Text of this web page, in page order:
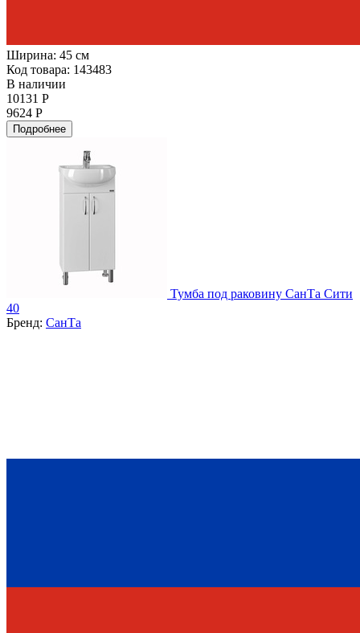
Ширина: 45 см
Код товара: 143483
В наличии
10131 Р
9624 Р
Подробнее
Тумба под раковину СанТа Сити
40
Бренд: СанТа